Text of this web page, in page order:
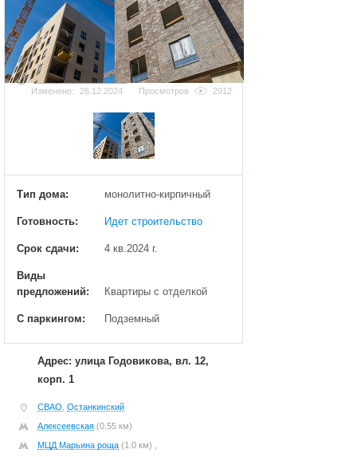
Добавить фотографию
Изменено:
26.12.2024 Просмотров 2912
Тип дома: монолитно-кирпичный
Готовность: Идет строительство
Срок сдачи: 4 кв.2024 г.
Виды
предложений:
Квартиры с отделкой
С паркингом: Подземный
Адрес: улица Годовикова, вл. 12,
корп. 1
СВАО Останкинский
Алексеевская (0.55 км)
МЦД Марьина роща (1.0 км) ,